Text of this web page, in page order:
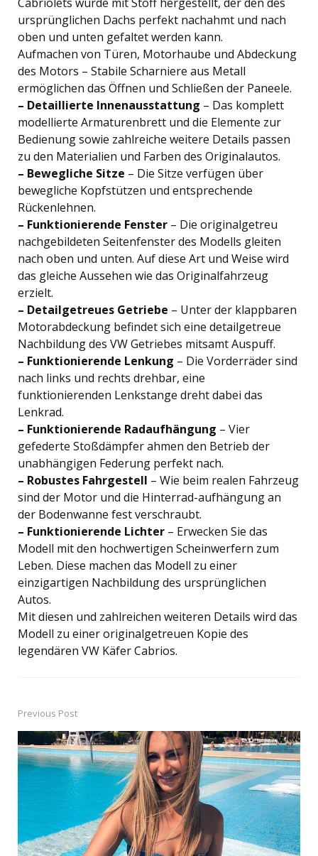
ursprünglichen Dachs perfekt nachahmt und nach
oben und unten gefaltet werden kann.
Aufmachen von Türen, Motorhaube und Abdeckung
des Motors – Stabile Scharniere aus Metall
ermöglichen das Öffnen und Schließen der Paneele.
– Detaillierte Innenausstattung – Das komplett
modellierte Armaturenbrett und die Elemente zur
Bedienung sowie zahlreiche weitere Details passen
zu den Materialien und Farben des Originalautos.
– Bewegliche Sitze – Die Sitze verfügen über
bewegliche Kopfstützen und entsprechende
Rückenlehnen.
– Funktionierende Fenster – Die originalgetreu
nachgebildeten Seitenfenster des Modells gleiten
nach oben und unten. Auf diese Art und Weise wird
das gleiche Aussehen wie das Originalfahrzeug
erzielt.
– Detailgetreues Getriebe – Unter der klappbaren
Motorabdeckung befindet sich eine detailgetreue
Nachbildung des VW Getriebes mitsamt Auspuff.
– Funktionierende Lenkung – Die Vorderräder sind
nach links und rechts drehbar, eine
funktionierenden Lenkstange dreht dabei das
Lenkrad.
– Funktionierende Radaufhängung – Vier
gefederte Stoßdämpfer ahmen den Betrieb der
unabhängigen Federung perfekt nach.
– Robustes Fahrgestell – Wie beim realen Fahrzeug
sind der Motor und die Hinterrad-aufhängung an
der Bodenwanne fest verschraubt.
– Funktionierende Lichter – Erwecken Sie das
Modell mit den hochwertigen Scheinwerfern zum
Leben. Diese machen das Modell zu einer
einzigartigen Nachbildung des ursprünglichen
Autos.
Mit diesen und zahlreichen weiteren Details wird das
Modell zu einer originalgetreuen Kopie des
legendären VW Käfer Cabrios.
Post
navigation
Previous Post